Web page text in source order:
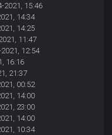
2021, 15:46
14:34
14:25
11:47
12:54
16:16
21:37
00:52
14:00
23:00
14:00
10:34